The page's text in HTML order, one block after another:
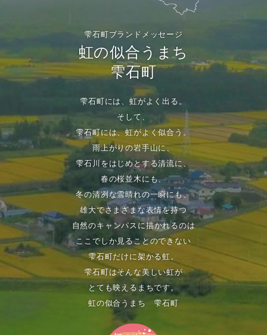
雫石町ブランドメッセージ
虹の似合うまち
雫石町
雫石町には、虹がよく出る。
そして、
雫石町には、虹がよく似合う。
雨上がりの岩手山に、
雫石川をはじめとする清流に、
春の桜並木にも、
冬の清冽な雪晴れの一瞬にも、
雄大でさまざまな表情を持つ
自然のキャンパスに描かれるのは
ここでしか見ることのできない
雫石町だけに架かる虹。
雫石町はそんな美しい虹が
とても映えるまちです。
虹の似合うまち 雫石町